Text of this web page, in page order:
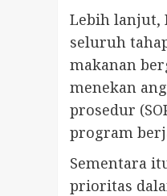
Lebih lanjut,
seluruh
makanan
menekan
prosedur
program
Sementara
prioritas